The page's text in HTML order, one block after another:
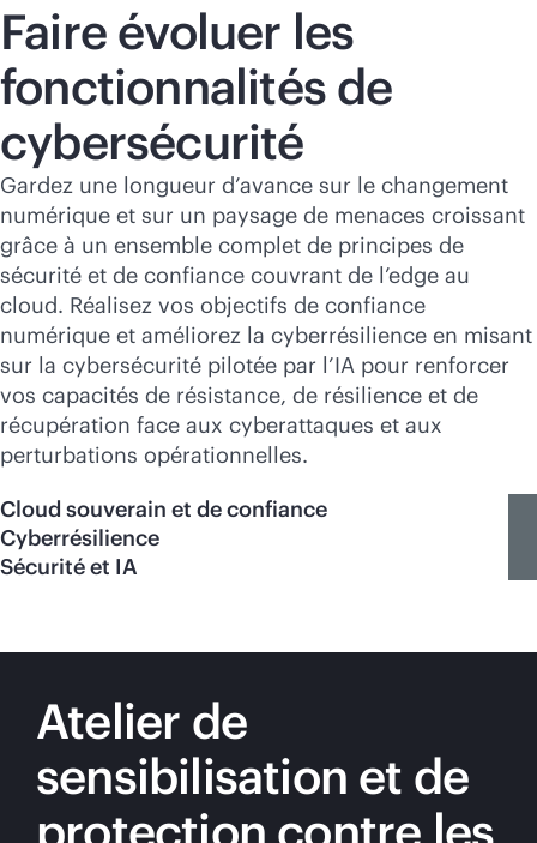
Faire évoluer les
fonctionnalités de
cybersécurité
Gardez une longueur d’avance sur le changement
numérique et sur un paysage de menaces croissant
grâce à un ensemble complet de principes de
sécurité et de confiance couvrant de l’edge au
cloud. Réalisez vos objectifs de confiance
numérique et améliorez la cyberrésilience en misant
sur la cybersécurité pilotée par l’IA pour renforcer
vos capacités de résistance, de résilience et de
récupération face aux cyberattaques et aux
perturbations opérationnelles.
Cloud souverain et de confiance
Cyberrésilience
Sécurité et IA
Atelier de
sensibilisation et de